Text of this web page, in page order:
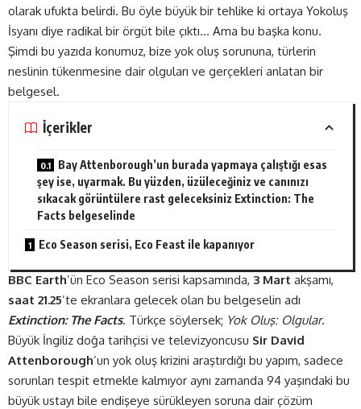
olarak ufukta belirdi. Bu öyle büyük bir tehlike ki ortaya Yokoluş
İsyanı diye radikal bir örgüt bile çıktı… Ama bu başka konu.
Şimdi bu yazıda konumuz, bize yok oluş sorununa, türlerin
neslinin tükenmesine dair olguları ve gerçekleri anlatan bir
belgesel.
İçerikler
Bay Attenborough’un burada yapmaya çalıştığı esas
şey ise, uyarmak. Bu yüzden, üzüleceğiniz ve canınızı
sıkacak görüntülere rast geleceksiniz Extinction: The
Facts belgeselinde
Eco Season serisi, Eco Feast ile kapanıyor
BBC Earth’ün Eco Season serisi kapsamında, 3 Mart akşamı,
saat 21.25’te ekranlara gelecek olan bu belgeselin adı
Extinction: The Facts. Türkçe söylersek; Yok Oluş: Olgular.
Büyük İngiliz doğa tarihçisi ve televizyoncusu Sir David
Attenborough’un yok oluş krizini araştırdığı bu yapım, sadece
sorunları tespit etmekle kalmıyor aynı zamanda 94 yaşındaki bu
büyük ustayı bile endişeye sürükleyen soruna dair çözüm